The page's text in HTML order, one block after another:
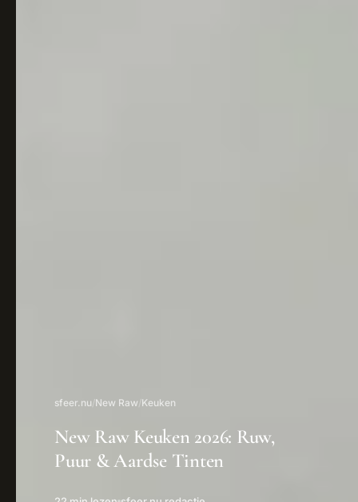
sfeer.nu/New Raw/Keuken
New Raw Keuken 2026: Ruw,
Puur & Aardse Tinten